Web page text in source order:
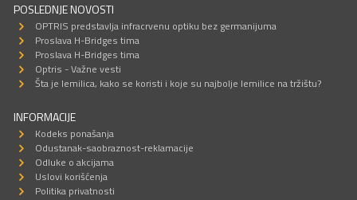
POSLEDNJE NOVOSTI
OPTRIS predstavlja infracrvenu optiku bez germanijuma
Proslava H-Bridges tima
Proslava H-Bridges tima
Optris - Važne vesti
Šta je lemilica, kako se koristi i koje su najbolje lemilice na tržištu?
INFORMACIJE
Kodeks ponašanja
Odustanak-saobraznost-reklamacije
Odluke o akcijama
Uslovi korišćenja
Politika privatnosti